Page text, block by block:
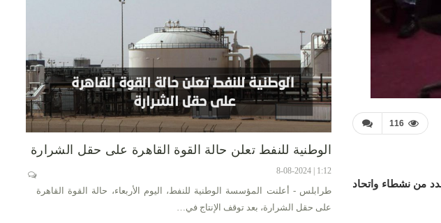
116
من نشطاء واتحاد
الوطنية للنفط تعلن حالة القوة القاهرة على حقل الشرارة
1:12 | 8-08-2024
طرابلس - أعلنت المؤسسة الوطنية للنفط، اليوم الأربعاء، حالة القوة القاهرة
على حقل الشرارة، بعد توقف الإنتاج في…